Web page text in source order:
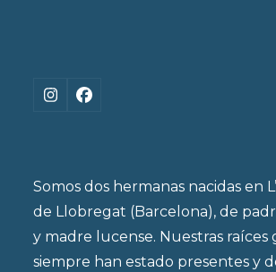
Instagram
Facebook
Somos dos hermanas nacidas en
de Llobregat (Barcelona), de
y madre lucense. Nuestras raíces
siempre han estado presentes y